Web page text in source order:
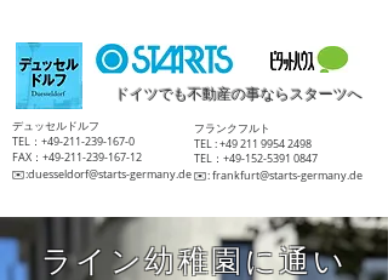
ドイツでも不動産の事ならスターツへ
​デュッセルドルフ
TEL：+49-211-239-167-0
FAX：+49-211-239-167-12
​✉️:duesseldorf@starts-germany.de
​フランクフルト
TEL :+49 211 9954 2498
TEL：+49-152-5391 0847
​✉️:frankfurt@starts-germany.de
ライン幼稚園に通い